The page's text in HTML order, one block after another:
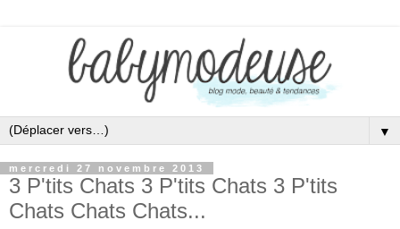
▼
mercredi 27 novembre 2013
3 P'tits Chats 3 P'tits Chats 3 P'tits
Chats Chats Chats...